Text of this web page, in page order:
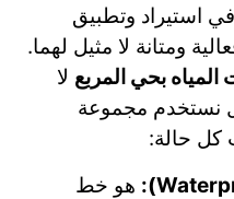
استيراد وتطبيق
ومتانة لا مثيل لهما.
بحي المربع لا
نستخدم مجموعة
كل حالة:
هو خط